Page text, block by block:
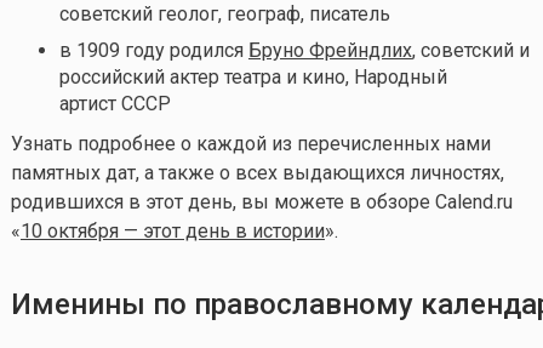
советский геолог, географ, писатель
в 1909 году родился Бруно Фрейндлих, советский и
российский актер театра и кино, Народный
артист СССР
Узнать подробнее о каждой из перечисленных нами
памятных дат, а также о всех выдающихся личностях,
родившихся в этот день, вы можете в обзоре Calend.ru
«10 октября — этот день в истории».
Именины по православному